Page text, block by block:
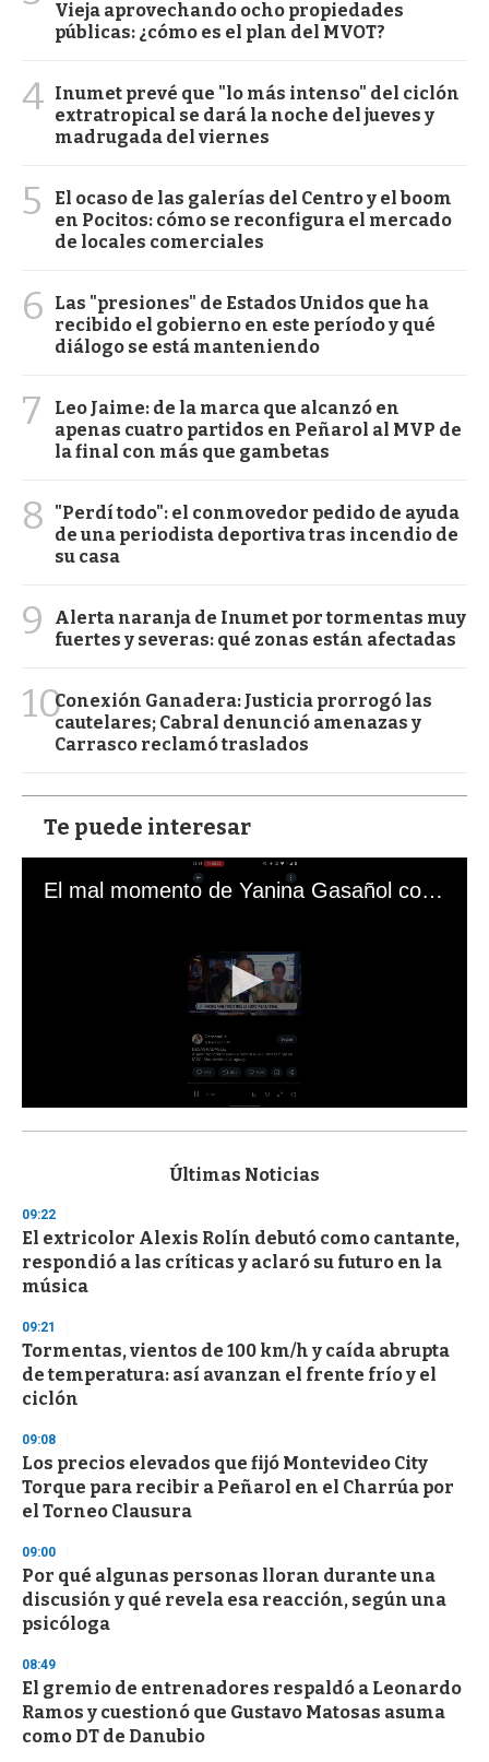
Vieja aprovechando ocho propiedades
públicas: ¿cómo es el plan del MVOT?
4 Inumet prevé que "lo más intenso" del ciclón
extratropical se dará la noche del jueves y
madrugada del viernes
5
El ocaso de las galerías del Centro y el boom
en Pocitos: cómo se reconfigura el mercado
de locales comerciales
6
Las "presiones" de Estados Unidos que ha
recibido el gobierno en este período y qué
diálogo se está manteniendo
7
Leo Jaime: de la marca que alcanzó en
apenas cuatro partidos en Peñarol al MVP de
la final con más que gambetas
8
"Perdí todo": el conmovedor pedido de ayuda
de una periodista deportiva tras incendio de
su casa
9
Alerta naranja de Inumet por tormentas muy
fuertes y severas: qué zonas están afectadas
10Conexión Ganadera: Justicia prorrogó las
cautelares; Cabral denunció amenazas y
Carrasco reclamó traslados
Te puede interesar
El mal momento de Yanina Gasañol con un hincha argentino en "Subrayado"
s
d
s
o
f
3
s
e
c
o
n
s
Últimas Noticias
09:22
El extricolor Alexis Rolín debutó como cantante,
respondió a las críticas y aclaró su futuro en la
música
09:21
Tormentas, vientos de 100 km/h y caída abrupta
de temperatura: así avanzan el frente frío y el
ciclón
09:08
Los precios elevados que fijó Montevideo City
Torque para recibir a Peñarol en el Charrúa por
el Torneo Clausura
09:00
Por qué algunas personas lloran durante una
discusión y qué revela esa reacción, según una
psicóloga
08:49
El gremio de entrenadores respaldó a Leonardo
Ramos y cuestionó que Gustavo Matosas asuma
como DT de Danubio